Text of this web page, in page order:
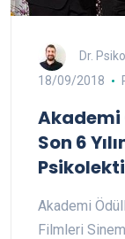
Dr.
18/09/2018
Akademi
Son 6
Akademi
Filmleri